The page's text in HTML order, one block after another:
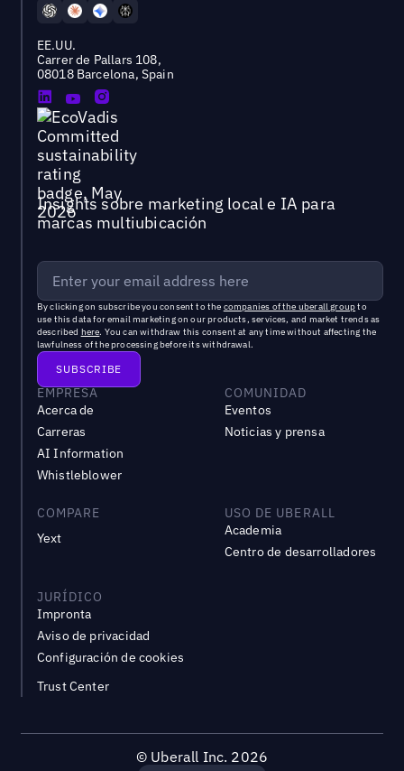
EE.UU.
Carrer de Pallars 108,
08018 Barcelona, Spain
Insights sobre marketing local e IA para
marcas multiubicación
By clicking on subscribe you consent to the companies of the uberall groupto
use this data for email marketing on our products, services, and market trends as
described here. You can withdraw this consent at any time without affecting the
lawfulness of the processing before its withdrawal.
EMPRESA
Acerca de
Carreras
AI Information
Whistleblower
COMUNIDAD
Eventos
Noticias y prensa
COMPARE
Yext
USO DE UBERALL
Academia
Centro de desarrolladores
JURÍDICO
Impronta
Aviso de privacidad
Configuración de cookies
Trust Center
© Uberall Inc. 2026